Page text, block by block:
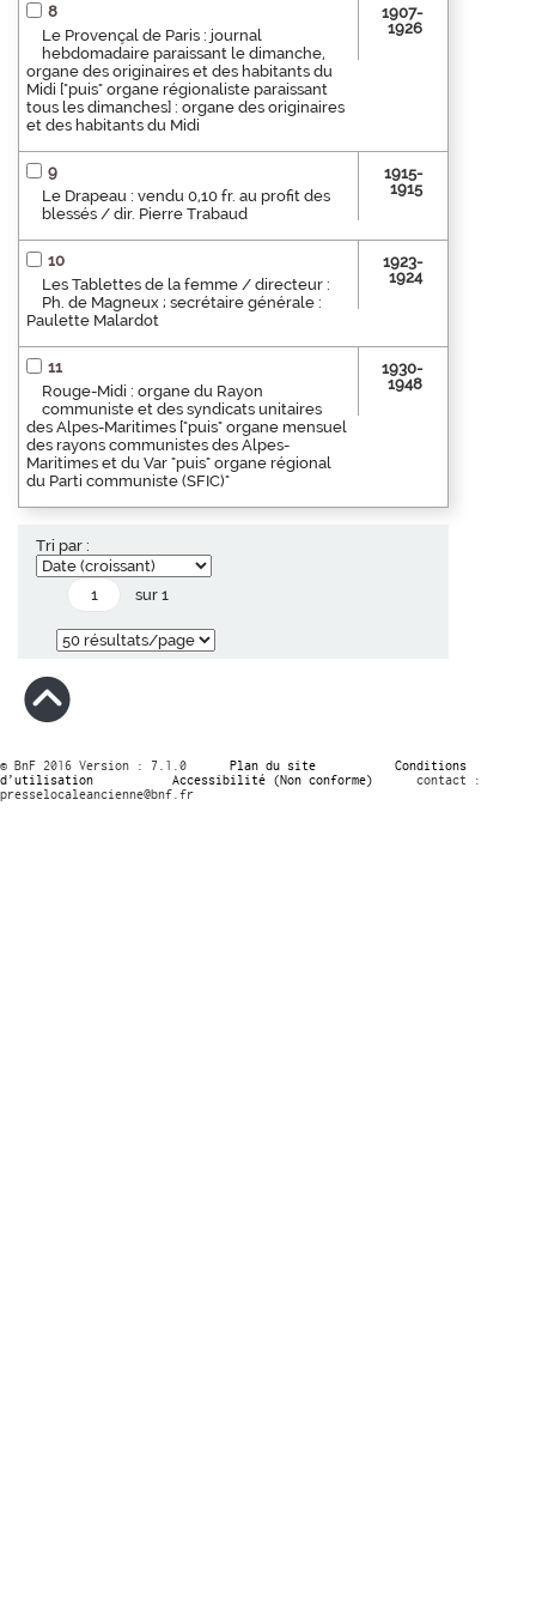
8
Le Provençal de Paris : journal
hebdomadaire paraissant le dimanche,
organe des originaires et des habitants du
Midi ["puis" organe régionaliste paraissant
tous les dimanches] : organe des originaires
et des habitants du Midi
1907-
1926
9
Le Drapeau : vendu 0,10 fr. au profit des
blessés / dir. Pierre Trabaud
1915-
1915
10
Les Tablettes de la femme / directeur :
Ph. de Magneux ; secrétaire générale :
Paulette Malardot
1923-
1924
11
Rouge-Midi : organe du Rayon
communiste et des syndicats unitaires
des Alpes-Maritimes ["puis" organe mensuel
des rayons communistes des Alpes-
Maritimes et du Var "puis" organe régional
du Parti communiste (SFIC)"
1930-
1948
Tri par :
sur 1
© BnF 2016 Version : 7.1.0 Plan du site
Conditions
d’utilisation
Accessibilité (Non conforme)
contact :
presselocaleancienne@bnf.fr